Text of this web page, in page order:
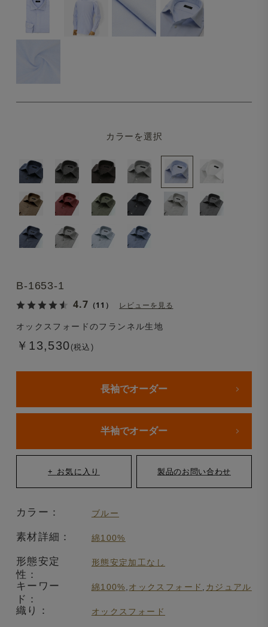
B-1653-1
4.7 （11） レビューを見る
オックスフォードのフランネル生地
￥13,530 (税込)
カラーを選択
長袖でオーダー
半袖でオーダー
カラー： ブルー
素材詳細： 綿100%
形態安定
性：
形態安定加工なし
キーワー
ド：
綿100% オックスフォード カジュアル
織り： オックスフォード